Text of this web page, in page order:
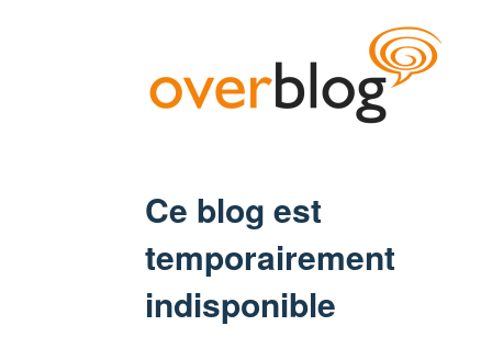
Ce blog est
temporairement
indisponible